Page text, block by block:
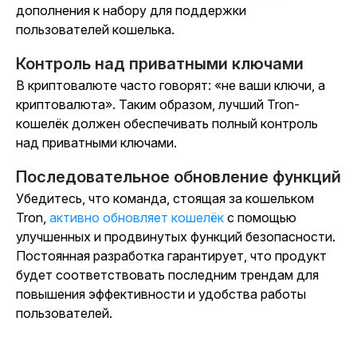
дополнения к набору для поддержки
пользователей кошелька.
Контроль над приватными ключами
В криптовалюте часто говорят: «не ваши ключи, а
криптовалюта». Таким образом, лучший Tron-
кошелёк должен обеспечивать полный контроль
над приватными ключами.
Последовательное обновление функций
Убедитесь, что команда, стоящая за кошельком
Tron, активно обновляет кошелёк с помощью
улучшенных и продвинутых функций безопасности.
Постоянная разработка гарантирует, что продукт
будет соответствовать последним трендам для
повышения эффективности и удобства работы
пользователей.